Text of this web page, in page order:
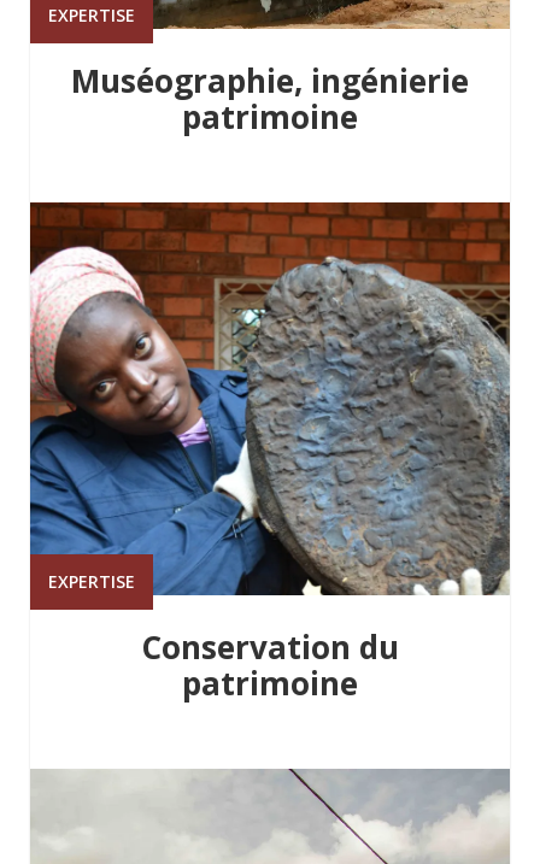
EXPERTISE
Muséographie, ingénierie
patrimoine
EXPERTISE
Conservation du
patrimoine